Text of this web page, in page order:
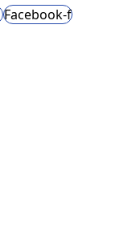
Facebook-f